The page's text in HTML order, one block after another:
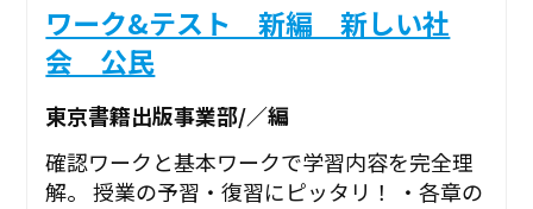
ワーク&テスト 新編 新しい社
会 公民
東京書籍出版事業部/／編
確認ワークと基本ワークで学習内容を完全理
解。 授業の予習・復習にピッタリ！ ・各章の